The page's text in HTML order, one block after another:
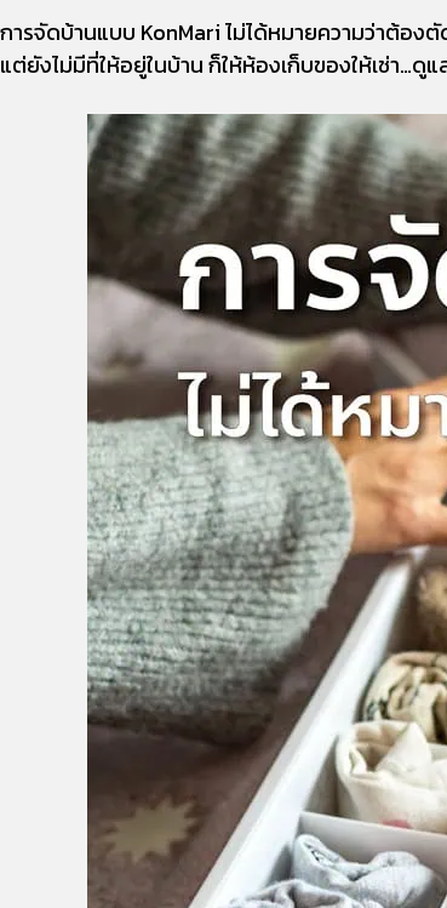
การจัดบ้านแบบ KonMari ไม่ได้หมายความว่าต้อ
แต่ยังไม่มีที่ให้อยู่ในบ้าน ก็ให้ห้องเก็บของให้เช่า…ดู